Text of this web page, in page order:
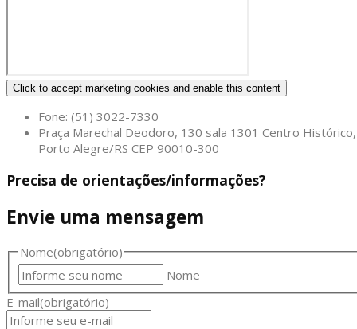
Click to accept marketing cookies and enable this content
Fone: (51) 3022-7330
Praça Marechal Deodoro, 130 sala 1301 Centro Histórico,
Porto Alegre/RS CEP 90010-300
Precisa de orientações/informações?
Envie uma mensagem
Nome(obrigatório)
Nome
E-mail(obrigatório)